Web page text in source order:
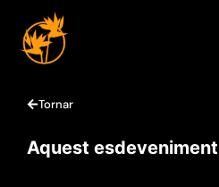
Tornar
Aquest